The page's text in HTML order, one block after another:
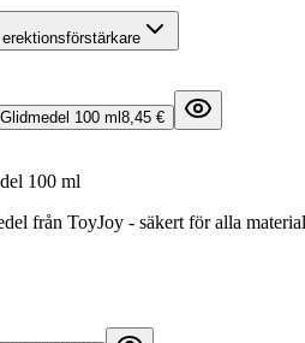
100 ml 8,45 €
100 ml
från ToyJoy - säkert för alla